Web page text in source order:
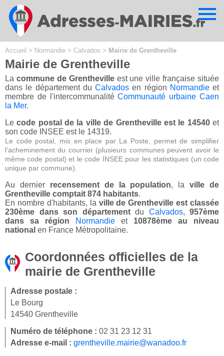
Accueil > Normandie > Calvados > Mairie de Grentheville
Mairie de Grentheville
La commune de Grenthevilleest une ville française située
dans le département du Calvados en région Normandieet
membre de l'intercommunalitéCommunauté urbaine Caen
la Mer.
Lecode postal de la ville de Grentheville est le 14540et
son code INSEE est le 14319.
Le code postal, mis en place par La Poste, permet de simplifier
l'acheminement du courrier (plusieurs communes peuvent avoir le
même code postal) et le code INSEE pour les statistiques (un code
unique par commune).
Au dernier recensement de la population, laville de
Grentheville comptait 874 habitants.
En nombre d'habitants, la ville de Grentheville est classée
230ème dans son départementdu Calvados, 957ème
dans sa région
Normandie et 10878ème au niveau
national en France Métropolitaine.
Coordonnées officielles de la
mairie de Grentheville
Adresse postale :
Le Bourg
14540 Grentheville
Numéro de téléphone : 02 31 23 12 31
Adresse e-mail : grentheville.mairie@wanadoo.fr
Cookies management panel